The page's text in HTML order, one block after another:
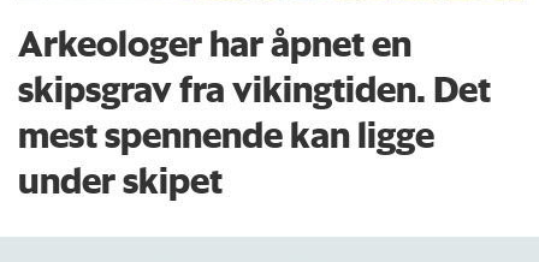
Arkeologer har åpnet en
skipsgrav fra vikingtiden. Det
mest spennende kan ligge
under skipet